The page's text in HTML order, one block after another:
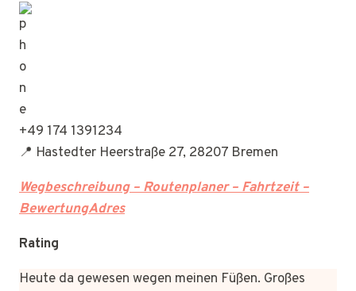
+49 174 1391234
📍 Hastedter Heerstraße 27, 28207 Bremen
Wegbeschreibung – Routenplaner – Fahrtzeit –
BewertungAdres
Rating
Heute da gewesen wegen meinen Füßen. Großes